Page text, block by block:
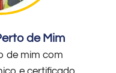
de Mim
de mim com